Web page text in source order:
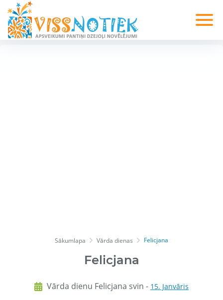
Sākumlapa Vārda dienas Felicjana
Felicjana
Vārda dienu Felicjana svin - 15. Janvāris